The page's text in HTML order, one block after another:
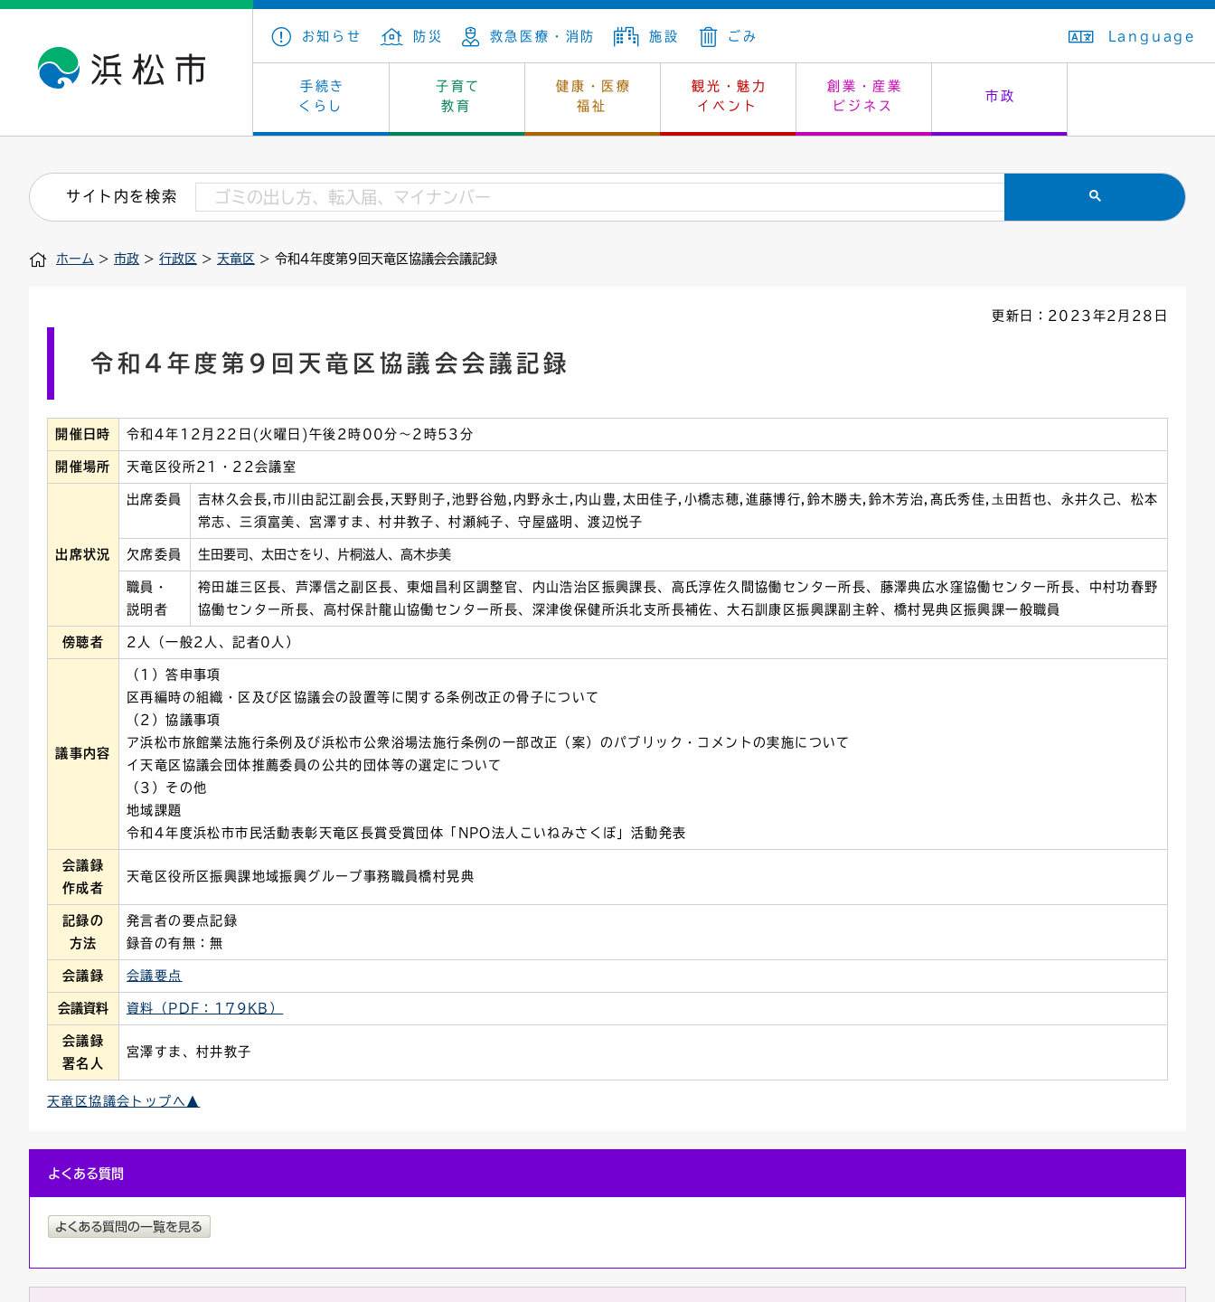
お知らせ 防災 救急医療・消防 施設 ごみ Language
手続き
くらし
子育て
教育
健康・医療
福祉
観光・魅力
イベント
創業・産業
ビジネス
市政
戸籍・住民の手続き 保険・年金 上下水道 生活排水
住まい・建築 墓地・斎場 消費生活 市民安全
税金 法人税
連絡ごみ
子育て・青少年・若者 教育 生涯学習 教育委員会
看護専門学校 学級閉鎖 幼稚園一覧 入学式・卒業式
小学校一覧 中学校一覧
健康・医療 福祉 休日当番医 救急・夜間診療
介護保険 保健所 感染症
文化・芸術 文化財 レジャー・スポーツ 施設予約（まつぼっくり）
浜松・浜名湖だいすきネット はじめよう、ハマライフ はたちの集い
産業振興 カーボンニュートラル 土地 指定管理者制度
発注情報(入札・契約) 福祉・介護 環境対策 公共事業の技術監理
募集 雇用・就労
市の概要 庁舎案内 市長の部屋 議会
外郭団体 統計 選挙 オープンデータ
職員採用 市有財産
ユニバーサルデザイン
サイト内を検索
ホーム > 市政 > 行政区 > 天竜区 > 令和4年度第9回天竜区協議会会議記録
更新日：2023年2月28日
令和4年度第9回天竜区協議会会議記録
開催日時 令和4年12月22日(火曜日)午後2時00分～2時53分
開催場所 天竜区役所21・22会議室
出席状況
出席委員
吉林久会長,市川由記江副会長,天野則子,池野谷勉,内野永士,内山豊,太田佳子,小橋志穂,進藤博行,鈴木勝夫,鈴木芳治,髙氏秀佳,圡田哲也、永井久己、松本
常志、三須富美、宮澤すま、村井教子、村瀬純子、守屋盛明、渡辺悦子
欠席委員 生田要司、太田さをり、片桐滋人、高木歩美
職員・
説明者
袴田雄三区長、芦澤信之副区長、東畑昌利区調整官、内山浩治区振興課長、高氏淳佐久間協働センター所長、藤澤典広水窪協働センター所長、中村功春野
協働センター所長、高村保計龍山協働センター所長、深津俊保健所浜北支所長補佐、大石訓康区振興課副主幹、橋村晃典区振興課一般職員
傍聴者 2人（一般2人、記者0人）
議事内容
（1）答申事項
区再編時の組織・区及び区協議会の設置等に関する条例改正の骨子について
（2）協議事項
ア浜松市旅館業法施行条例及び浜松市公衆浴場法施行条例の一部改正（案）のパブリック・コメントの実施について
イ天竜区協議会団体推薦委員の公共的団体等の選定について
（3）その他
地域課題
令和4年度浜松市市民活動表彰天竜区長賞受賞団体「NPO法人こいねみさくぼ」活動発表
会議録
作成者
天竜区役所区振興課地域振興グループ事務職員橋村晃典
記録の
方法
発言者の要点記録
録音の有無：無
会議録 会議要点
会議資料 資料（PDF：179KB）
会議録
署名人
宮澤すま、村井教子
天竜区協議会トップへ▲
よくある質問